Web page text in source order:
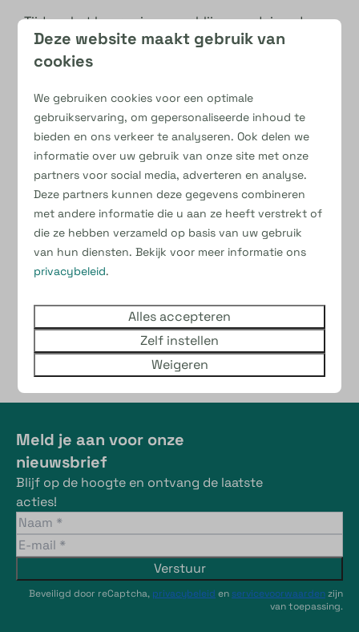
Tijdens het hoogseizoen verblijven er duizenden
gasten op het park. Samen zorgen we ervoor dat
zij een onvergetelijke vakantie beleven.
Wat bieden wij?
Een enthousiast en gezellig team
Een marktconform salaris
Elke zondag vrij
Werken in een echte vakantiesfeer
Twijfel je nog welke functie het beste bij je past?
Solliciteer gewoon! Dan kijken we samen waar jij
deze vakantie het beste kunt schitteren. Neem
contact op via de app 0626140816 of via de mail –
ellishakkers@kleinebelties.nl
Meld je aan voor onze
nieuwsbrief
Blijf op de hoogte en ontvang de laatste
acties!
Verstuur
Beveiligd door reCaptcha, privacybeleid en servicevoorwaardenzijn
van toepassing.
Deze website maakt gebruik van
cookies
We gebruiken cookies voor een optimale
gebruikservaring, om gepersonaliseerde inhoud te
bieden en ons verkeer te analyseren. Ook delen we
informatie over uw gebruik van onze site met onze
partners voor social media, adverteren en analyse.
Deze partners kunnen deze gegevens combineren
met andere informatie die u aan ze heeft verstrekt of
die ze hebben verzameld op basis van uw gebruik
van hun diensten. Bekijk voor meer informatie ons
privacybeleid.
Alles accepteren
Zelf instellen
Weigeren